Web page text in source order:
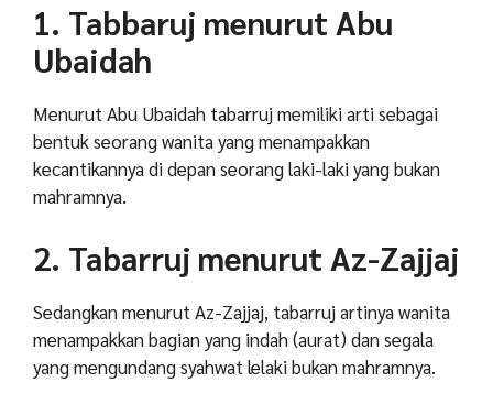
1. Tabbaruj menurut Abu
Ubaidah
Menurut Abu Ubaidah tabarruj memiliki arti sebagai
bentuk seorang wanita yang menampakkan
kecantikannya di depan seorang laki-laki yang bukan
mahramnya.
2. Tabarruj menurut Az-Zajjaj
Sedangkan menurut Az-Zajjaj, tabarruj artinya wanita
menampakkan bagian yang indah (aurat) dan segala
yang mengundang syahwat lelaki bukan mahramnya.